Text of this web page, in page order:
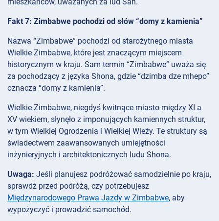
Fakt 7: Zimbabwe pochodzi od słów “domy z kamienia”
Nazwa “Zimbabwe” pochodzi od starożytnego miasta
Wielkie Zimbabwe, które jest znaczącym miejscem
historycznym w kraju. Sam termin “Zimbabwe” uważa się
za pochodzący z języka Shona, gdzie “dzimba dze mhepo”
oznacza “domy z kamienia”.
Wielkie Zimbabwe, niegdyś kwitnące miasto między XI a
XV wiekiem, słynęło z imponujących kamiennych struktur,
w tym Wielkiej Ogrodzenia i Wielkiej Wieży. Te struktury są
świadectwem zaawansowanych umiejętności
inżynieryjnych i architektonicznych ludu Shona.
Uwaga: Jeśli planujesz podróżować samodzielnie po kraju,
sprawdź przed podróżą, czy potrzebujesz
Międzynarodowego Prawa Jazdy w Zimbabwe, aby
wypożyczyć i prowadzić samochód.